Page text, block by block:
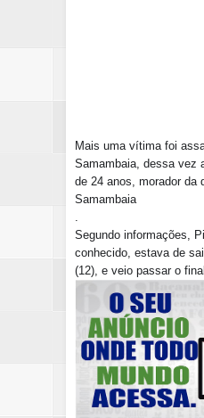
Mais uma vítima foi
Samambaia, dessa vez
de 24 anos, morador da
Samambaia
.
Segundo informações,
conhecido, estava de
(12), e veio passar o